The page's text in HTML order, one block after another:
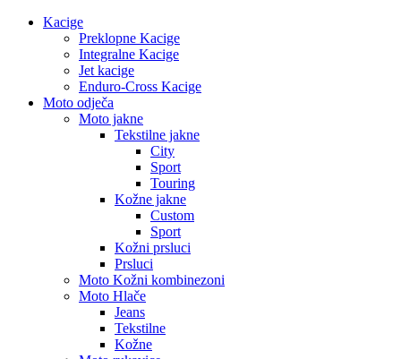
Kacige
Preklopne Kacige
Integralne Kacige
Jet kacige
Enduro-Cross Kacige
Moto odječa
Moto jakne
Tekstilne jakne
City
Sport
Touring
Kožne jakne
Custom
Sport
Kožni prsluci
Prsluci
Moto Kožni kombinezoni
Moto Hlače
Jeans
Tekstilne
Kožne